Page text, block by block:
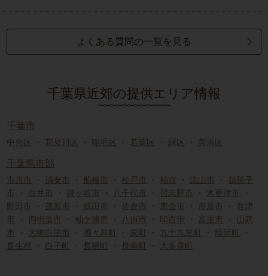
よくある質問の一覧を見る
千葉県近郊の提供エリア情報
千葉市
中央区 ・ 花見川区 ・ 稲毛区 ・ 若葉区 ・ 緑区 ・ 美浜区
千葉県市部
・ 浦安市 ・ 船橋市 ・ 松戸市 ・柏市 ・ 流山市 ・ 我孫子
・ 白井市 ・ 鎌ヶ谷市 ・ 八千代市 ・ 習志野市 ・ 木更津市
・
野田市
・ 茂原市 ・ 成田市 ・ 佐倉市 ・ 東金市 ・ 市原市 ・
君津
・ 四街道市 ・ 袖ケ浦市 ・ 八街市 ・ 印西市 ・ 富里市 ・ 山武
・ 大網白里市 ・ 酒々井町 ・ 栄町 ・ 九十九里町 ・ 睦沢町 ・
長生村
・ 白子町 ・ 長柄町 ・ 長南町 ・ 大多喜町